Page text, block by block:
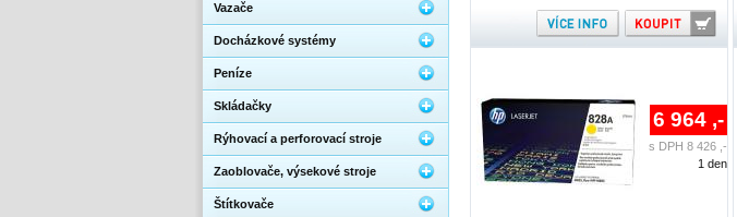
6 964 ,-
s DPH 8 426 ,-
1 den
Vazače
Docházkové systémy
Peníze
Skládačky
Rýhovací a perforovací stroje
Zaoblovače, výsekové stroje
Štítkovače